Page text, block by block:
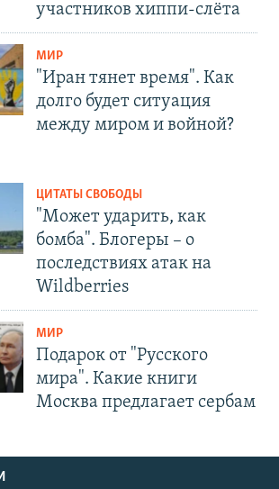
участников хиппи-слёта
МИР
"Иран тянет время". Как
долго будет ситуация
между миром и войной?
ЦИТАТЫ СВОБОДЫ
"Может ударить, как
бомба". Блогеры – о
последствиях атак на
Wildberries
МИР
Подарок от "Русского
мира". Какие книги
Москва предлагает сербам